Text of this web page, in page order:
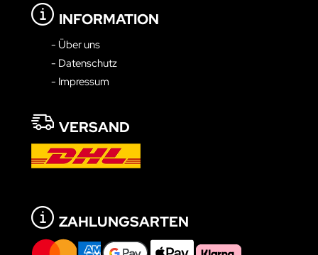
INFORMATION
- Über uns
- Datenschutz
- Impressum
VERSAND
ZAHLUNGSARTEN